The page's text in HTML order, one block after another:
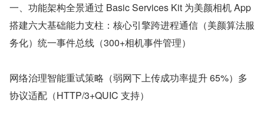
一、功能架构全景通过 Basic Services Kit 为美颜相机 App
搭建六大基础能力支柱：核心引擎跨进程通信（美颜算法服
务化）统一事件总线（300+相机事件管理）
网络治理智能重试策略（弱网下上传成功率提升 65%）多
协议适配（HTTP/3+QUIC 支持）